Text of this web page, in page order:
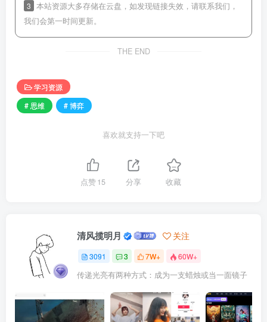
3 本站资源大多存储在云盘，如发现链接失效，请联系我们，
我们会第一时间更新。
THE END
学习资源
# 思维
# 博弈
喜欢就支持一下吧
点赞15 分享 收藏
清风揽明月 关注
3091 3 7W+ 60W+
传递光亮有两种方式：成为一支蜡烛或当一面镜子